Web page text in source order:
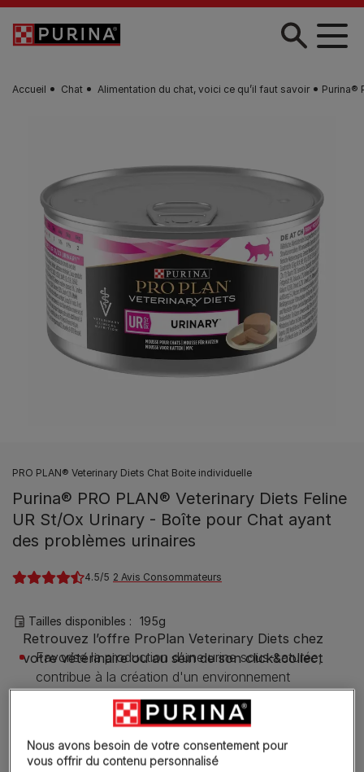
Skip to main content
Accueil Chat Alimentation du chat, voici ce qu’il faut savoir Purina®
PRO PLAN® Veterinary Diets Chat Boite individuelle
Purina® PRO PLAN® Veterinary Diets Feline
UR St/Ox Urinary - Boîte pour Chat ayant
des problèmes urinaires
4.5 2 Avis Consommateurs
Tailles disponibles​ : 195g
Favorise la production d’une urine sous-saturée,
contribue à la création d'un environnement
défavorable à la formation de cristaux et calculs de
struvites et d'oxalates.
Favorise une composition urinaire optimale pour
aider à dissoudre les calculs de struvite.
Nous avons besoin de votre consentement pour
vous offrir du contenu personnalisé